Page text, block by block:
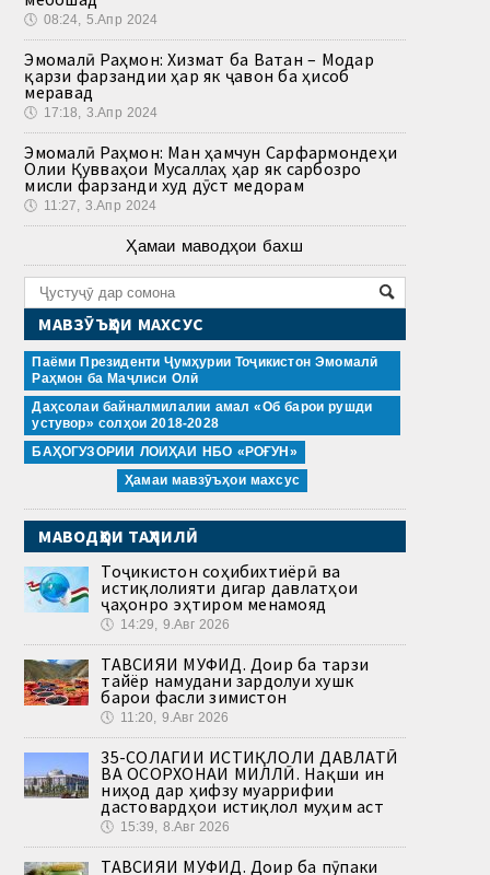
🕔 08:24, 5.Апр 2024
Эмомалӣ Раҳмон: Хизмат ба Ватан – Модар
қарзи фарзандии ҳар як ҷавон ба ҳисоб
меравад
🕔 17:18, 3.Апр 2024
Эмомалӣ Раҳмон: Ман ҳамчун Сарфармондеҳи
Олии Қувваҳои Мусаллаҳ ҳар як сарбозро
мисли фарзанди худ дӯст медорам
🕔 11:27, 3.Апр 2024
Ҳамаи маводҳои бахш
МАВЗӮЪҲОИ МАХСУС
Паёми Президенти Ҷумҳурии Тоҷикистон Эмомалӣ
Раҳмон ба Маҷлиси Олӣ
Даҳсолаи байналмилалии амал «Об барои рушди
устувор» солҳои 2018-2028
БАҲОГУЗОРИИ ЛОИҲАИ НБО «РОҒУН»
Ҳамаи мавзӯъҳои махсус
МАВОДҲОИ ТАҲЛИЛӢ
Тоҷикистон соҳибихтиёрӣ ва
истиқлолияти дигар давлатҳои
ҷаҳонро эҳтиром менамояд
🕔 14:29, 9.Авг 2026
ТАВСИЯИ МУФИД. Доир ба тарзи
тайёр намудани зардолуи хушк
барои фасли зимистон
🕔 11:20, 9.Авг 2026
35-СОЛАГИИ ИСТИҚЛОЛИ ДАВЛАТӢ
ВА ОСОРХОНАИ МИЛЛӢ. Нақши ин
ниҳод дар ҳифзу муаррифии
дастовардҳои истиқлол муҳим аст
🕔 15:39, 8.Авг 2026
ТАВСИЯИ МУФИД. Доир ба пӯпаки